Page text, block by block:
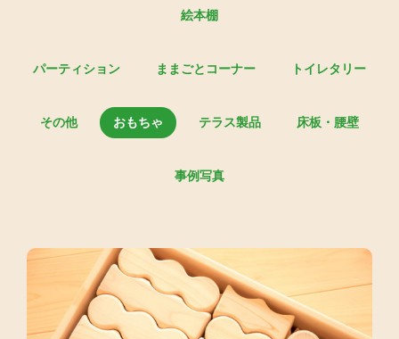
絵本棚
パーティション ままごとコーナー トイレタリー
その他 おもちゃ テラス製品 床板・腰壁
事例写真